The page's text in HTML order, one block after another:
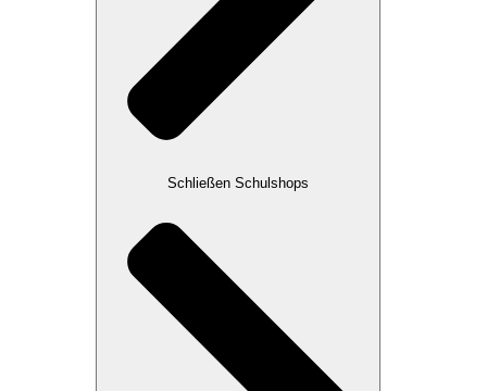
Schließen Schulshops